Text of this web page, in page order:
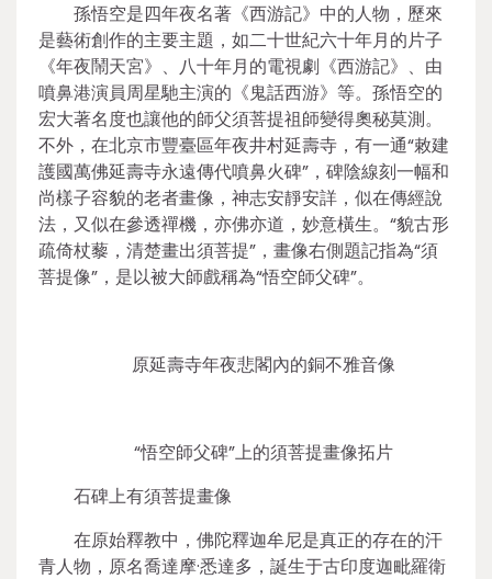
孫悟空是四年夜名著《西游記》中的人物，歷來
是藝術創作的主要主題，如二十世紀六十年月的片子
《年夜鬧天宮》、八十年月的電視劇《西游記》、由
噴鼻港演員周星馳主演的《鬼話西游》等。孫悟空的
宏大著名度也讓他的師父須菩提祖師變得奧秘莫測。
不外，在北京市豐臺區年夜井村延壽寺，有一通“敕建
護國萬佛延壽寺永遠傳代噴鼻火碑”，碑陰線刻一幅和
尚樣子容貌的老者畫像，神志安靜安詳，似在傳經說
法，又似在參透禪機，亦佛亦道，妙意橫生。“貌古形
疏倚杖藜，清楚畫出須菩提”，畫像右側題記指為“須
菩提像”，是以被大師戲稱為“悟空師父碑”。
原延壽寺年夜悲閣內的銅不雅音像
“悟空師父碑”上的須菩提畫像拓片
石碑上有須菩提畫像
在原始釋教中，佛陀釋迦牟尼是真正的存在的汗
青人物，原名喬達摩·悉達多，誕生于古印度迦毗羅衛